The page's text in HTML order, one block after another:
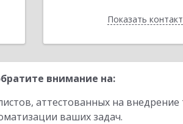
ПоказатьНазад
внимание на:
аттестованных на
ваших задач.